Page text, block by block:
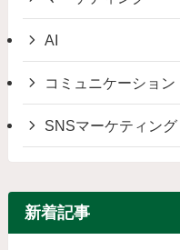
AI
コミュニケーション
SNSマーケティング
新着記事